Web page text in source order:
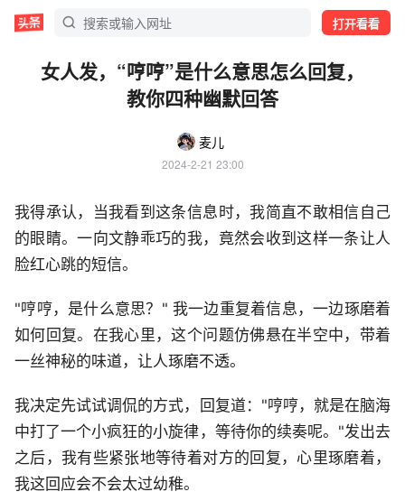
打开看看
女人发，“哼哼”是什么意思怎么回复，
教你四种幽默回答
麦儿
2024-2-21 23:00
我得承认，当我看到这条信息时，我简直不敢相信自己
的眼睛。一向文静乖巧的我，竟然会收到这样一条让人
脸红心跳的短信。
"哼哼，是什么意思？" 我一边重复着信息，一边琢磨着
如何回复。在我心里，这个问题仿佛悬在半空中，带着
一丝神秘的味道，让人琢磨不透。
我决定先试试调侃的方式，回复道："哼哼，就是在脑海
中打了一个小疯狂的小旋律，等待你的续奏呢。"发出去
之后，我有些紧张地等待着对方的回复，心里琢磨着，
我这回应会不会太过幼稚。